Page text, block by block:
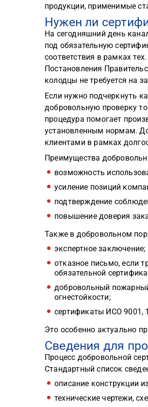
продукции, применимые
Нужен ли
На сегодняшний день
под обязательную
соответствия в рамках
Постановления
колодцы не требуется на
Если нужно подчеркнуть
добровольную проверку
процедура помогает
установленным нормам.
клиентами в рамках
Преимущества
возможность
усиление позиций
подтверждение
повышение доверия
Также в добровольном
экспертное заключение;
отказное письмо, если
обязательной
добровольный
огнестойкости;
сертификаты ИСО 9001,
Это особенно актуально
Сведения для
Процесс добровольной
Стандартный список
описание конструкции
технические чертежи,